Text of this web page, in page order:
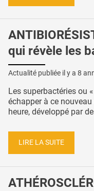
qui révèle les
Actualité publiée il y a 8
Les superbactéries ou
échapper à ce
heure, développé par
LIRE LA SUITE